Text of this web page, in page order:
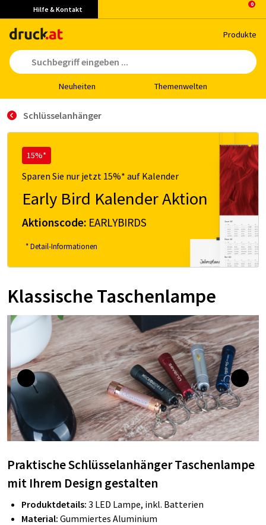
Hilfe & Kontakt
Pro­duk­te
Neu­hei­ten The­men­wel­ten
Schlüsselanhänger
15%*
Sparen Sie nur jetzt 15%* auf Kalender
Early Bird Kalender Aktion
Aktionscode: EARLYBIRDS
* Detail-Informationen
Klassische Taschenlampe
Praktische Schlüsselanhänger Taschenlampe
mit Ihrem Design gestalten
Produktdetails: 3 LED Lampe, inkl. Batterien
Material: Gummiertes Aluminium